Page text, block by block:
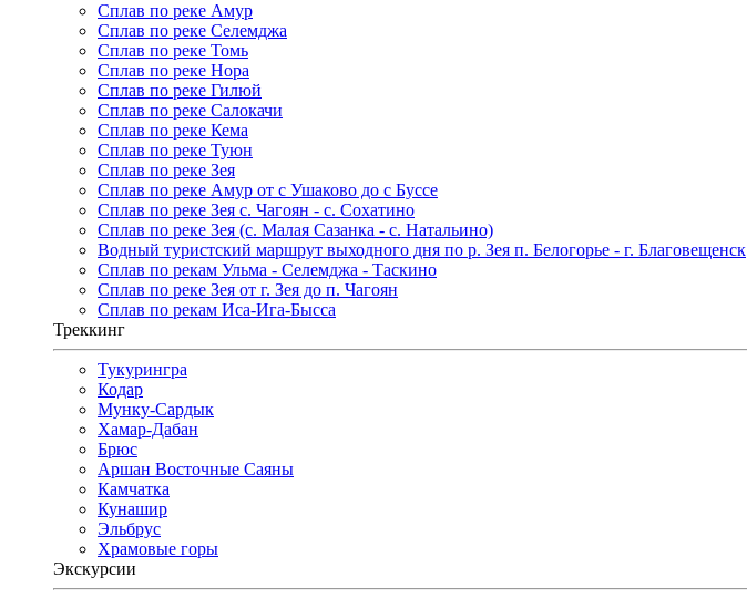
Сплав по реке Амур
Сплав по реке Селемджа
Сплав по реке Томь
Сплав по реке Нора
Сплав по реке Гилюй
Сплав по реке Салокачи
Сплав по реке Кема
Сплав по реке Туюн
Сплав по реке Зея
Сплав по реке Амур от с Ушаково до с Буссе
Cплав по реке Зея с. Чагоян - с. Сохатино
Cплав по реке Зея (c. Малая Сазанка - с. Натальино)
Водный туристский маршрут выходного дня по р. Зея п. Белогорье - г. Благовещенск
Сплав по рекам Ульма - Селемджа - Таскино
Сплав по реке Зея от г. Зея до п. Чагоян
Сплав по рекам Иса-Ига-Бысса
Треккинг
Тукурингра
Кодар
Мунку-Сардык
Хамар-Дабан
Брюс
Аршан Восточные Саяны
Камчатка
Кунашир
Эльбрус
Храмовые горы
Экскурсии